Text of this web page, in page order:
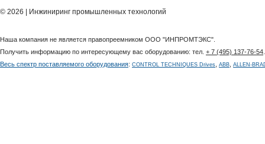
© 2026 | Инжиниринг промышленных технологий
Наша компания не является правопреемником ООО "ИНПРОМТЭКС".
Получить информацию по интересующему вас оборудованию: тел. + 7 (495) 137-76-54
Весь спектр поставляемого оборудования: CONTROL TECHNIQUES Drives ABB ALLEN-